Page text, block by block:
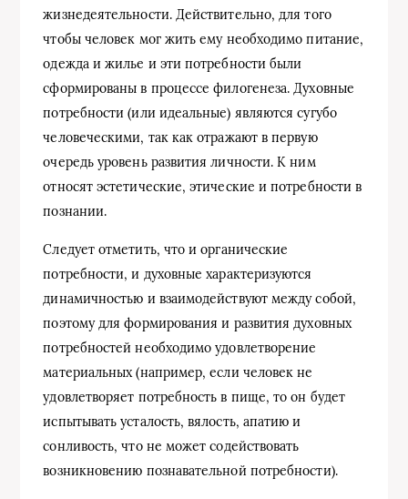
жизнедеятельности. Действительно, для того
чтобы человек мог жить ему необходимо питание,
одежда и жилье и эти потребности были
сформированы в процессе филогенеза. Духовные
потребности (или идеальные) являются сугубо
человеческими, так как отражают в первую
очередь уровень развития личности. К ним
относят эстетические, этические и потребности в
познании.
Следует отметить, что и органические
потребности, и духовные характеризуются
динамичностью и взаимодействуют между собой,
поэтому для формирования и развития духовных
потребностей необходимо удовлетворение
материальных (например, если человек не
удовлетворяет потребность в пище, то он будет
испытывать усталость, вялость, апатию и
сонливость, что не может содействовать
возникновению познавательной потребности).